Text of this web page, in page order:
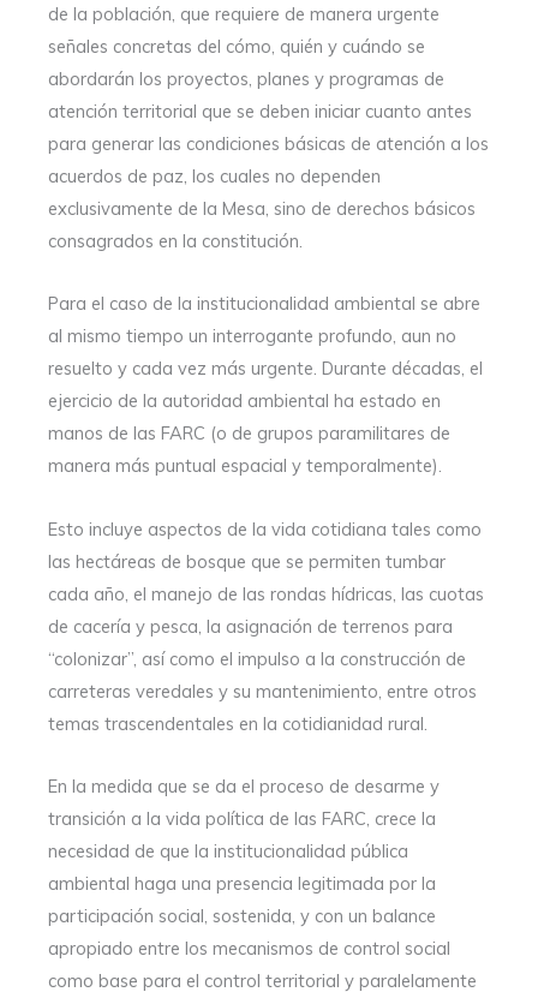
de la población, que requiere de manera urgente
señales concretas del cómo, quién y cuándo se
abordarán los proyectos, planes y programas de
atención territorial que se deben iniciar cuanto antes
para generar las condiciones básicas de atención a los
acuerdos de paz, los cuales no dependen
exclusivamente de la Mesa, sino de derechos básicos
consagrados en la constitución.
Para el caso de la institucionalidad ambiental se abre
al mismo tiempo un interrogante profundo, aun no
resuelto y cada vez más urgente. Durante décadas, el
ejercicio de la autoridad ambiental ha estado en
manos de las FARC (o de grupos paramilitares de
manera más puntual espacial y temporalmente).
Esto incluye aspectos de la vida cotidiana tales como
las hectáreas de bosque que se permiten tumbar
cada año, el manejo de las rondas hídricas, las cuotas
de cacería y pesca, la asignación de terrenos para
“colonizar”, así como el impulso a la construcción de
carreteras veredales y su mantenimiento, entre otros
temas trascendentales en la cotidianidad rural.
En la medida que se da el proceso de desarme y
transición a la vida política de las FARC, crece la
necesidad de que la institucionalidad pública
ambiental haga una presencia legitimada por la
participación social, sostenida, y con un balance
apropiado entre los mecanismos de control social
como base para el control territorial y paralelamente